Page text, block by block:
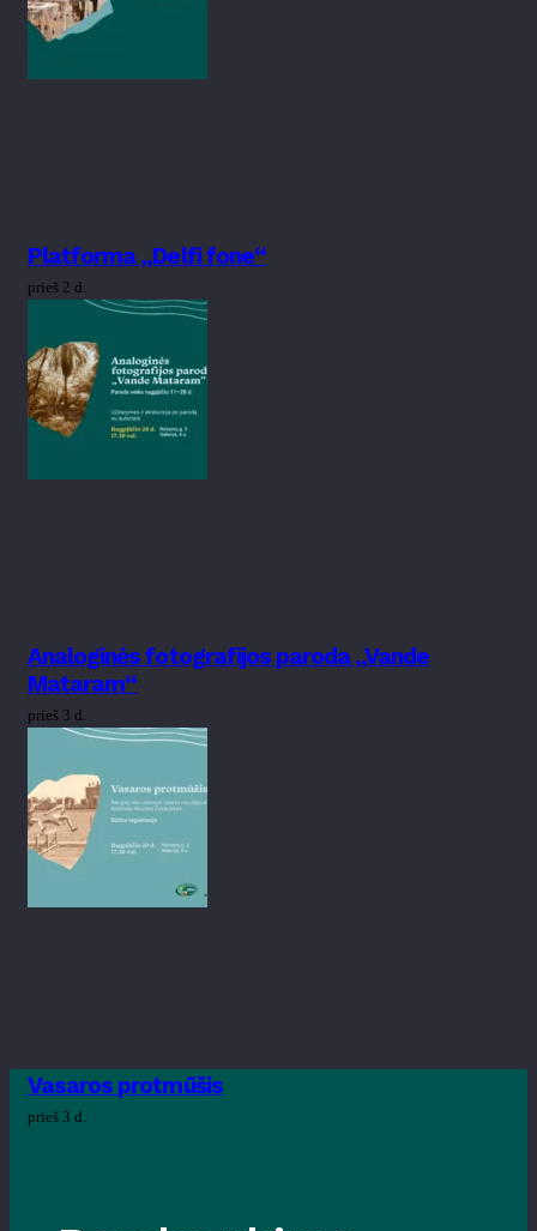
Platforma „Delfi fone“
prieš 2 d.
Analoginės fotografijos paroda „Vande
Mataram“
prieš 3 d.
Vasaros protmūšis
prieš 3 d.